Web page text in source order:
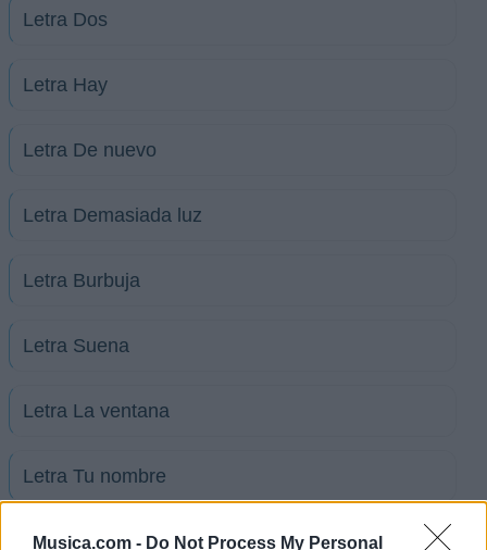
Musica.com - Do Not Process My Personal
Letra Dos
Letra Hay
Letra De nuevo
Letra Demasiada luz
Letra Burbuja
Letra Suena
Letra La ventana
Letra Tu nombre
+ Letras de Natalia Pellegrinet